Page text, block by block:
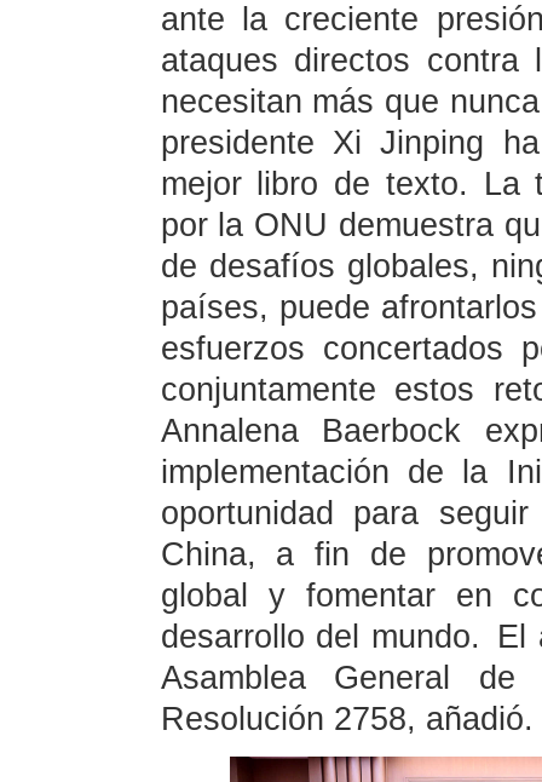
ante la creciente
ataques directos
necesitan más que
presidente Xi Jinping
mejor libro de texto. La
por la ONU demuestra
de desafíos globales,
países, puede
esfuerzos concertados
conjuntamente estos
Annalena Baerbock
implementación de la
oportunidad para
China, a fin de
global y fomentar en
desarrollo del mundo.
Asamblea General
Resolución 2758, añadió.